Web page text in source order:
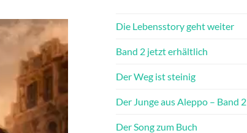
Die Lebensstory geht weiter
Band 2 jetzt erhältlich
Der Weg ist steinig
Der Junge aus Aleppo – Band 2
Der Song zum Buch